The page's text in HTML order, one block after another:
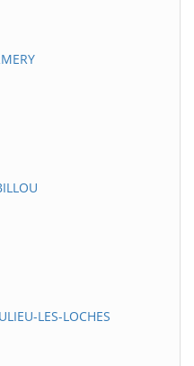
LES-LOCHES